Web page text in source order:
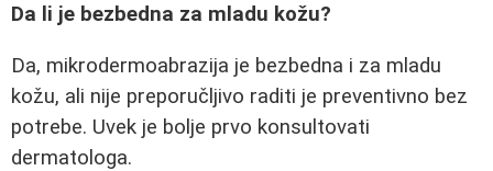
Da li je bezbedna za mladu kožu?
Da, mikrodermoabrazija je bezbedna i za mladu
kožu, ali nije preporučljivo raditi je preventivno bez
potrebe. Uvek je bolje prvo konsultovati
dermatologa.